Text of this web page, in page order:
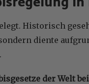
Historisch
diente
der Welt